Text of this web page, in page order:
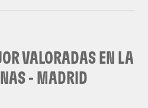
Swiss
VALORADAS EN LA
- MADRID